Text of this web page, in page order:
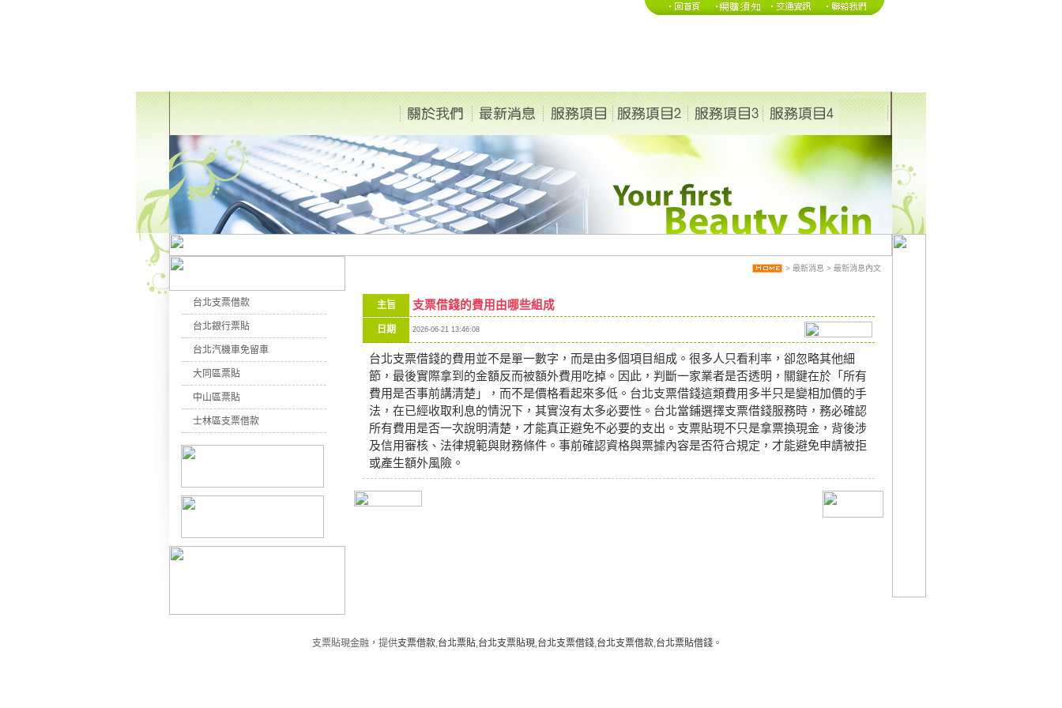
台北支票借款
台北銀行票貼
台北汽機車免留車
大同區票貼
中山區票貼
士林區支票借款
> 最新消息 > 最新消息內文
主旨 支票借錢的費用由哪些組成
日期 2026-06-21 13:46:08
台北支票借錢的費用並不是單一數字，而是由多個項目組成。很多人只看利率，卻忽略其他細
節，最後實際拿到的金額反而被額外費用吃掉。因此，判斷一家業者是否透明，關鍵在於「所有
費用是否事前講清楚」，而不是價格看起來多低。 台北支票借錢這類費用多半只是變相加價的手
法，在已經收取利息的情況下，其實沒有太多必要性。台北當鋪選擇支票借錢服務時，務必確認
所有費用是否一次說明清楚，才能真正避免不必要的支出。支票貼現不只是拿票換現金，背後涉
及信用審核、法律規範與財務條件。事前確認資格與票據內容是否符合規定，才能避免申請被拒
或產生額外風險。
支票貼現金融，提供支票借款,台北票貼,台北支票貼現,台北支票借錢,台北支票借款,台北票貼借錢 。